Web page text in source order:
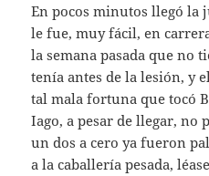
En pocos minutos llegó la
le fue, muy fácil, en
la semana pasada que no
tenía antes de la lesión, y
tal mala fortuna que tocó
Iago, a pesar de llegar, no
un dos a cero ya fueron
a la caballería pesada,